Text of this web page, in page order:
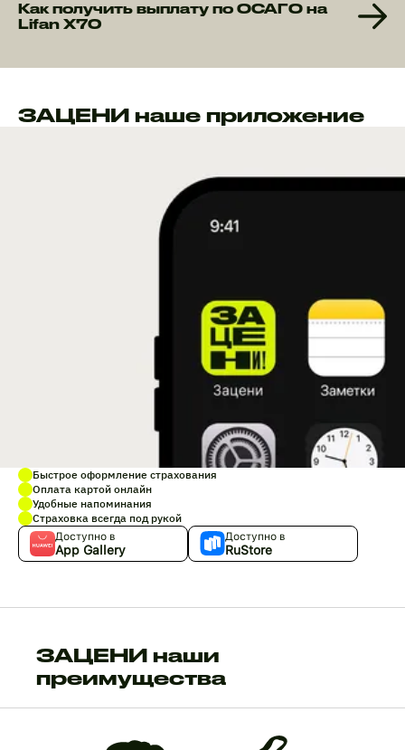
Как получить выплату по ОСАГО на
Lifan X70
ЗАЦЕНИ наше приложение
Быстрое оформление страхования
Оплата картой онлайн
Удобные напоминания
Страховка всегда под рукой
Доступно в
App Gallery
Доступно в
RuStore
ЗАЦЕНИ наши
преимущества